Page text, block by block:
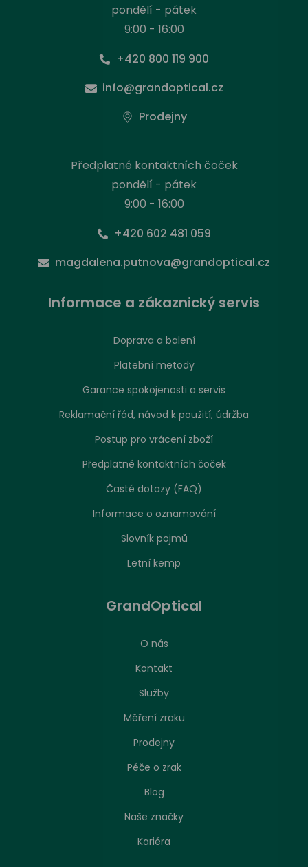
pondělí - pátek
9:00 - 16:00
+420 800 119 900
info@grandoptical.cz
Prodejny
Předplatné kontaktních čoček
pondělí - pátek
9:00 - 16:00
+420 602 481 059
magdalena.putnova@grandoptical.cz
Informace a zákaznický servis
Doprava a balení
Platební metody
Garance spokojenosti a servis
Reklamační řád, návod k použití, údržba
Postup pro vrácení zboží
Předplatné kontaktních čoček
Časté dotazy (FAQ)
Informace o oznamování
Slovník pojmů
Letní kemp
GrandOptical
O nás
Kontakt
Služby
Měření zraku
Prodejny
Péče o zrak
Blog
Naše značky
Kariéra
Nastavení zpracování cookies
Stejně jako jakákoliv jiná webová stránka, může
náš web ukládat nebo načítat informace zejména